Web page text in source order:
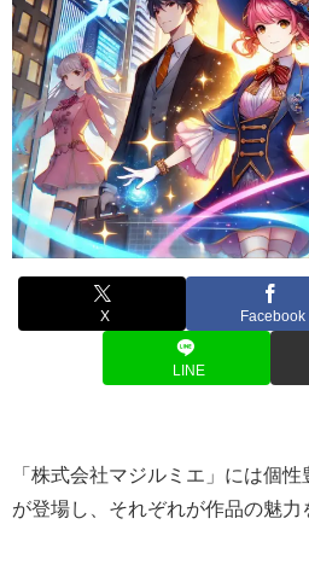
X Facebook
LINE
「株式会社マジルミエ」には個
が登場し、それぞれが作品の魅力